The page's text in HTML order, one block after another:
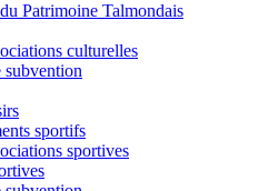
Patrimoine Talmondais
culturelles
subvention
sportifs
sportives